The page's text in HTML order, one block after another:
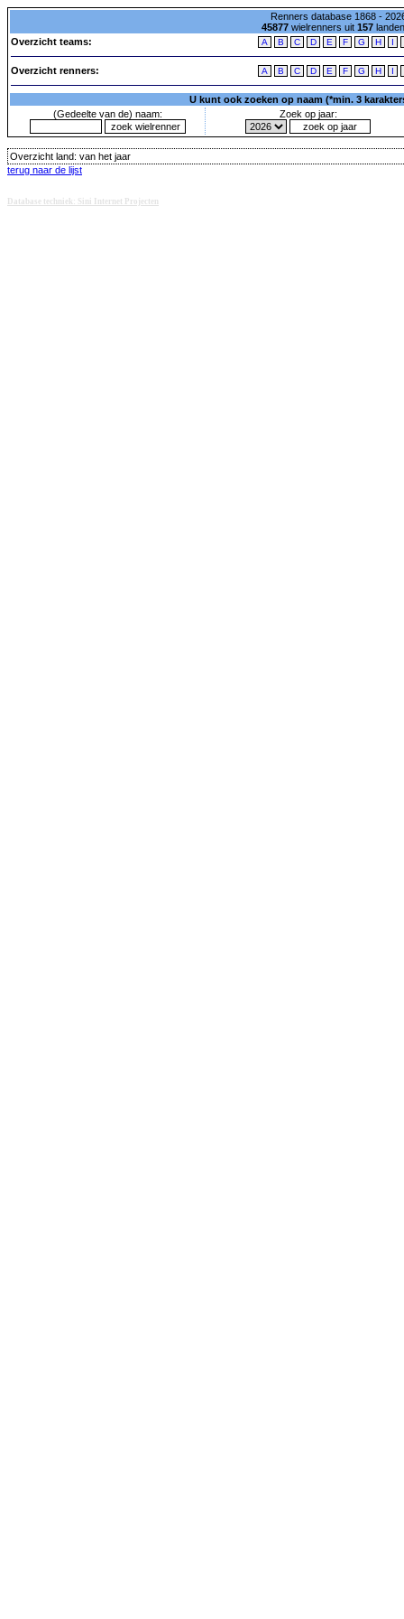
Renners database 1868 -
45877wielrenners uit 157
Overzicht teams:
A B C D E F G H I
Overzicht renners: A B C D E F G H I
U kunt ook zoeken op naam (*min. 3
(Gedeelte van de) naam:
Zoek op jaar:
Overzicht land: van het jaar
terug naar de lijst
Database techniek: Sini Internet Projecten